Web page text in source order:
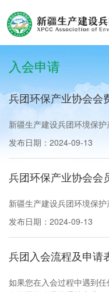
入会申请
兵团环保产业协会会
新疆生产建设兵团环境保
发布日期： 2024-09-13
兵团环保产业协会会
新疆生产建设兵团环境保
发布日期： 2024-09-13
兵团入会流程及申请
如果您在入会过程中遇到